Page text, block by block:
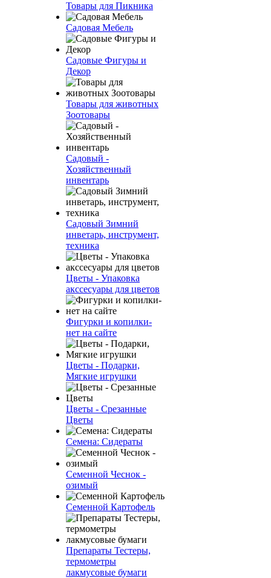
Товары для Пикника
Садовая Мебель
Садовые Фигуры и
Декор
Товары для животных
Зоотовары
Садовый -
Хозяйственный
инвентарь
Садовый Зимний
инветарь, инструмент,
техника
Цветы - Упаковка
акссесуары для цветов
Фигурки и копилки-
нет на сайте
Цветы - Подарки,
Мягкие игрушки
Цветы - Срезанные
Цветы
Семена: Сидераты
Семенной Чеснок -
озимый
Семенной Картофель
Препараты Тестеры,
термометры
лакмусовые бумаги